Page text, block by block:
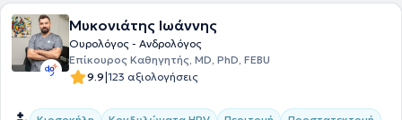
Μυκονιάτης Ιωάννης
Ουρολόγος - Ανδρολόγος
Επίκουρος Καθηγητής, MD, PhD, FEBU
9.9|123 αξιολογήσεις